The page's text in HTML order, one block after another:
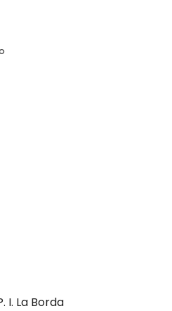
I. La Borda